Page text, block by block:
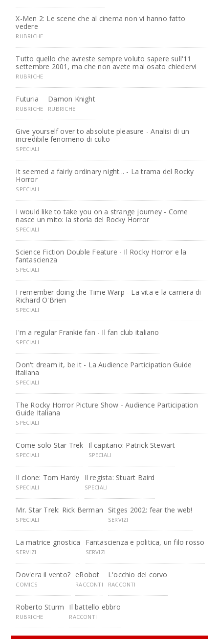
X-Men 2: Le scene che al cinema non vi hanno fatto
vedere
RUBRICHE
Tutto quello che avreste sempre voluto sapere sull'11
settembre 2001, ma che non avete mai osato chiedervi
RUBRICHE
Futuria
RUBRICHE
Damon Knight
RUBRICHE
Give yourself over to absolute pleasure - Analisi di un
incredibile fenomeno di culto
SPECIALI
It seemed a fairly ordinary night... - La trama del Rocky
Horror
SPECIALI
I would like to take you on a strange journey - Come
nasce un mito: la storia del Rocky Horror
SPECIALI
Science Fiction Double Feature - Il Rocky Horror e la
fantascienza
SPECIALI
I remember doing the Time Warp - La vita e la carriera di
Richard O'Brien
SPECIALI
I'm a regular Frankie fan - Il fan club italiano
SPECIALI
Don't dream it, be it - La Audience Participation Guide
italiana
SPECIALI
The Rocky Horror Picture Show - Audience Participation
Guide Italiana
SPECIALI
Come solo Star Trek
SPECIALI
Il capitano: Patrick Stewart
SPECIALI
Il clone: Tom Hardy
SPECIALI
Il regista: Stuart Baird
SPECIALI
Mr. Star Trek: Rick Berman
SPECIALI
Sitges 2002: fear the web!
SERVIZI
La matrice gnostica
SERVIZI
Fantascienza e politica, un filo rosso
SERVIZI
Dov'era il vento?
COMICS
eRobot
RACCONTI
L'occhio del corvo
RACCONTI
Roberto Sturm
RUBRICHE
Il battello ebbro
RACCONTI